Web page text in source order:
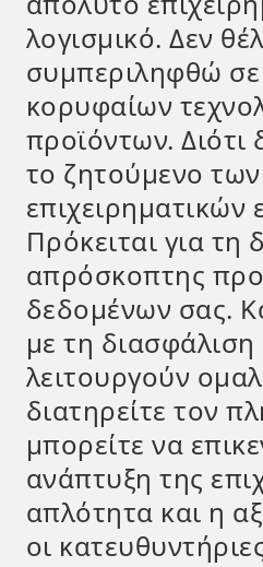
λογισμικό. Δεν
συμπεριληφθώ
κορυφαίων
προϊόντων. Διότι
το ζητούμενο των
Πρόκειται για τη
απρόσκοπτης
δεδομένων σας.
με τη διασφάλιση
λειτουργούν
διατηρείτε τον
μπορείτε να
ανάπτυξη της
απλότητα και η
οι